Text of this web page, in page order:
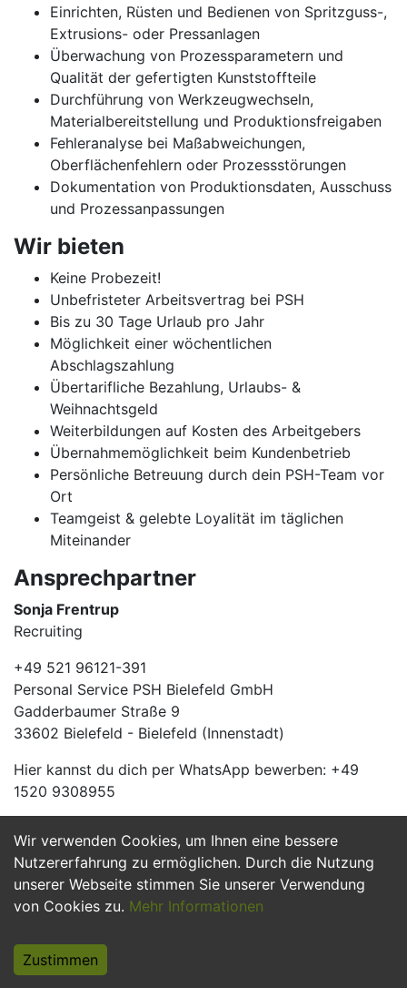
Wir verwenden Cookies, um Ihnen eine bessere
Nutzererfahrung zu ermöglichen. Durch die Nutzung
unserer Webseite stimmen Sie unserer Verwendung
von Cookies zu. Mehr Informationen
Zustimmen
Einrichten, Rüsten und Bedienen von Spritzguss-,
Extrusions- oder Pressanlagen
Überwachung von Prozessparametern und
Qualität der gefertigten Kunststoffteile
Durchführung von Werkzeugwechseln,
Materialbereitstellung und Produktionsfreigaben
Fehleranalyse bei Maßabweichungen,
Oberflächenfehlern oder Prozessstörungen
Dokumentation von Produktionsdaten, Ausschuss
und Prozessanpassungen
Wir bieten
Keine Probezeit!
Unbefristeter Arbeitsvertrag bei PSH
Bis zu 30 Tage Urlaub pro Jahr
Möglichkeit einer wöchentlichen
Abschlagszahlung
Übertarifliche Bezahlung, Urlaubs- &
Weihnachtsgeld
Weiterbildungen auf Kosten des Arbeitgebers
Übernahmemöglichkeit beim Kundenbetrieb
Persönliche Betreuung durch dein PSH-Team vor
Ort
Teamgeist & gelebte Loyalität im täglichen
Miteinander
Ansprechpartner
Sonja Frentrup
Recruiting
+49 521 96121-391
Personal Service PSH Bielefeld GmbH
Gadderbaumer Straße 9
33602 Bielefeld - Bielefeld (Innenstadt)
Hier kannst du dich per WhatsApp bewerben: +49
1520 9308955
Jetzt Bewerben